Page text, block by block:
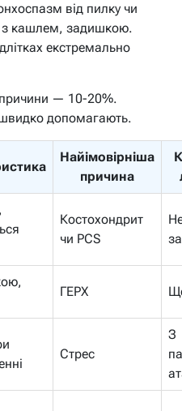
від пилку чи
з кашлем, задишкою.
екстремально
причини — 10-20%.
швидко допомагають.
Найімовірніша
причина
Костохондрит
чи PCS
ГЕРХ
Стрес
З